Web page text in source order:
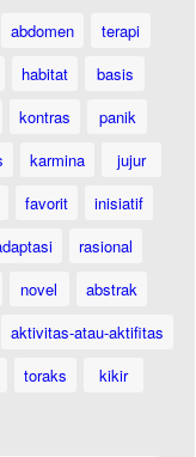
abdomen
terapi
habitat
basis
kontras
panik
karmina
jujur
favorit
inisiatif
rasional
novel
abstrak
aktivitas-atau-aktifitas
toraks kikir